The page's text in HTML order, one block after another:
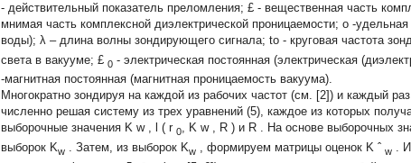
- действительный показатель преломления; £ - вещественная часть
мнимая часть комплексной диэлектрической проницаемости; о -
воды); λ – длина волны зондирующего сигнала; to - круговая частота
света в вакууме; £ 0 - электрическая постоянная (электрическая
-магнитная постоянная (магнитная проницаемость вакуума).
Многократно зондируя на каждой из рабочих частот (см. [2]) и каждый
численно решая систему из трех уравнений (5), каждое из которых
выборочные значения K w , ( r 0, K w , R ) и R . На основе выборочных
выборок Kw . Затем, из выборок Kw , формируем матрицы оценок K ˆ w .